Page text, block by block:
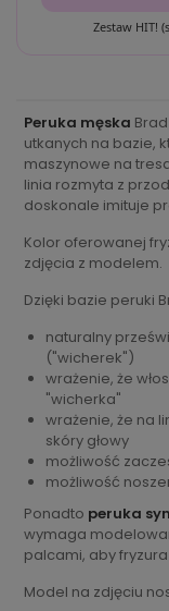
Zestaw HIT!
Peruka męska
utkanych na bazie,
maszynowe na
linia rozmyta z
doskonale imituje
Kolor oferowanej
zdjęcia z modelem.
Dzięki bazie peruki
naturalny
("wicherek")
wrażenie, że
"wicherka"
wrażenie, że na
skóry głowy
możliwość
możliwość
Ponadto peruka
wymaga
palcami, aby
Model na zdjęciu